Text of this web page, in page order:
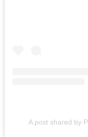
A post shared by